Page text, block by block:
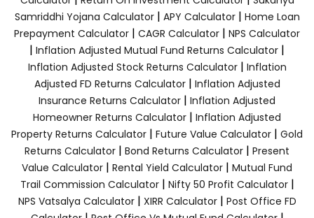
Samriddhi Yojana Calculator| APY Calculator| Home Loan
Prepayment Calculator | CAGR Calculator | NPS Calculator
| Inflation Adjusted Mutual Fund Returns Calculator |
Inflation Adjusted Stock Returns Calculator| Inflation
Adjusted FD Returns Calculator| Inflation Adjusted
Insurance Returns Calculator | Inflation Adjusted
Homeowner Returns Calculator | Inflation Adjusted
Property Returns Calculator | Future Value Calculator | Gold
Returns Calculator | Bond Returns Calculator | Present
Value Calculator | Rental Yield Calculator | Mutual Fund
Trail Commission Calculator| Nifty 50 Profit Calculator|
NPS Vatsalya Calculator| XIRR Calculator| Post Office FD